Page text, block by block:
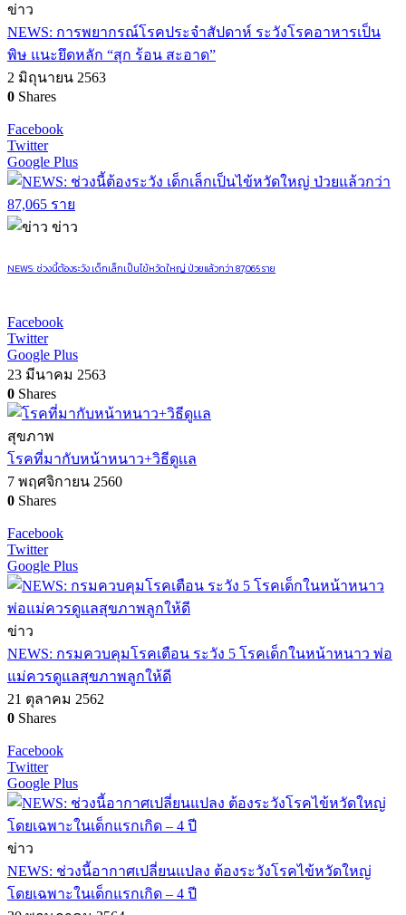
ข่าว
NEWS: การพยากรณ์โรคประจำสัปดาห์ ระวังโรคอาหารเป็น
พิษ แนะยึดหลัก “สุก ร้อน สะอาด”
2 มิถุนายน 2563
0 Shares
Facebook
Twitter
Google Plus
ข่าว
NEWS: ช่วงนี้ต้องระวัง เด็กเล็กเป็นไข้หวัดใหญ่ ป่วยแล้วกว่า 87,065 ราย
Facebook
Twitter
Google Plus
23 มีนาคม 2563
0 Shares
สุขภาพ
โรคที่มากับหน้าหนาว+วิธีดูเเล
7 พฤศจิกายน 2560
0 Shares
Facebook
Twitter
Google Plus
ข่าว
NEWS: กรมควบคุมโรคเตือน ระวัง 5 โรคเด็กในหน้าหนาว พ่อ
แม่ควรดูแลสุขภาพลูกให้ดี
21 ตุลาคม 2562
0 Shares
Facebook
Twitter
Google Plus
ข่าว
NEWS: ช่วงนี้อากาศเปลี่ยนแปลง ต้องระวังโรคไข้หวัดใหญ่
โดยเฉพาะในเด็กแรกเกิด – 4 ปี